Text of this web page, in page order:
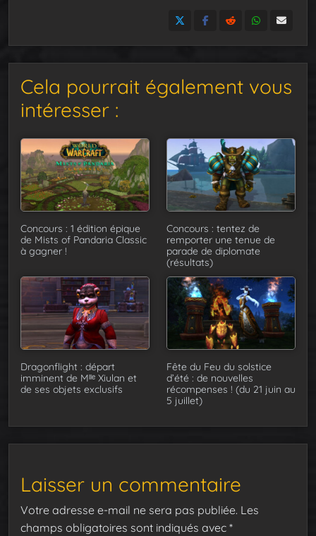
Cela pourrait également vous
intéresser :
Concours : 1 édition épique
de Mists of Pandaria Classic
à gagner !
Concours : tentez de
remporter une tenue de
parade de diplomate
(résultats)
Dragonflight : départ
imminent de Mˡˡᵉ Xiulan et
de ses objets exclusifs
Fête du Feu du solstice
d’été : de nouvelles
récompenses ! (du 21 juin au
5 juillet)
Laisser un commentaire
Votre adresse e-mail ne sera pas publiée. Les
champs obligatoires sont indiqués avec *